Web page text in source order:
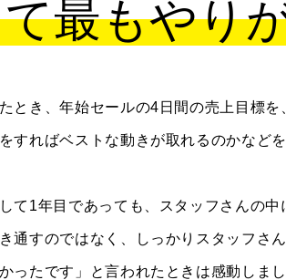
最もやり
とき、年始セールの4日間の売上目標
すればベストな動きが取れるのかなど
て1年目であっても、スタッフさんの
通すのではなく、しっかりスタッフさ
ったです」と言われたときは感動しまし